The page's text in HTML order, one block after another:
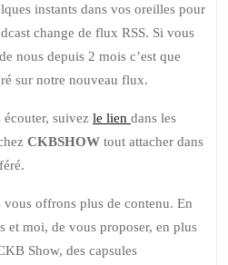
instants dans vos oreilles pour
change de flux RSS. Si vous
nous depuis 2 mois c’est que
sur notre nouveau flux.
suivez le lien dans les
CKBSHOW tout attacher dans
offrons plus de contenu. En
et moi, de vous proposer, en plus
Show, des capsules